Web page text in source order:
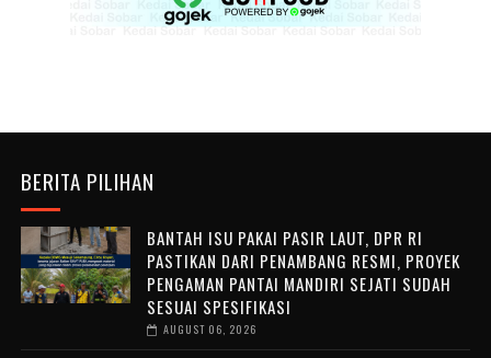
BERITA PILIHAN
BANTAH ISU PAKAI PASIR LAUT, DPR RI
PASTIKAN DARI PENAMBANG RESMI, PROYEK
PENGAMAN PANTAI MANDIRI SEJATI SUDAH
SESUAI SPESIFIKASI
AUGUST 06, 2026